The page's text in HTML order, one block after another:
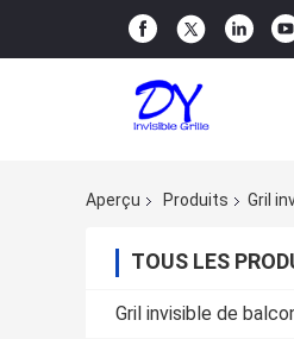
Aperçu Produits Gril
TOUS LES
Gril invisible de